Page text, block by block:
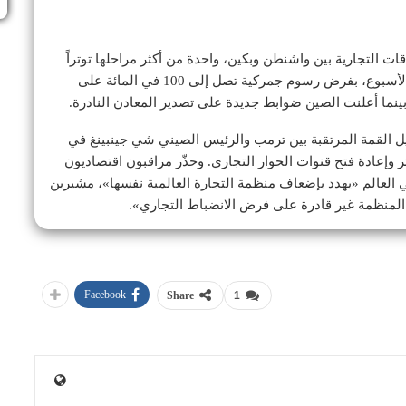
التجارية بين واشنطن وبكين، واحدة من أكثر مراحلها توتراً
منذ أعوام؛ فقد هدّد الرئيس الأميركي دونالد ترمب هذا الأسبوع، بفرض رسوم جمركية تصل إلى 100 في المائة على
أعلنت الصين ضوابط جديدة على تصدير المعادن النادرة.
القمة المرتقبة بين ترمب والرئيس الصيني شي جينبينغ في
وإعادة فتح قنوات الحوار التجاري. وحذّر مراقبون اقتصاديون
«يهدد بإضعاف منظمة التجارة العالمية نفسها»، مشيرين
غير قادرة على فرض الانضباط التجاري».
1
Share
Facebook